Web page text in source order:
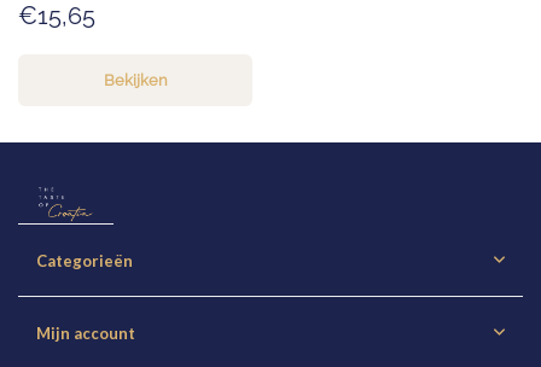
€15,65
Bekijken
Categorieën
Mijn account